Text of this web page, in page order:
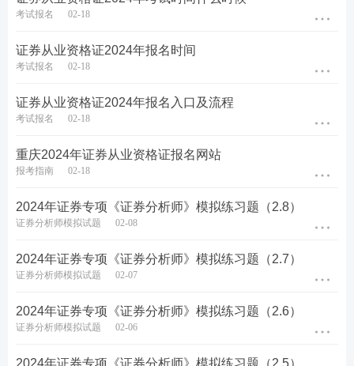
试题不够刷？233网校证券考试题库，章节习题、模
考生可通过下载233网校APP
题库
—— 做题，包括章节练习、每日一练、模拟试题、历
年真题、易错题等，通过手机随时随地刷题。【
去下
考试报名 02-18
证券从业资格证2024年报名时间
考试报名 02-18
证券从业资格证2024年报名入口及流程
考试报名 02-18
重庆2024年证券从业资格证报名网站
报考指南 02-18
2024年证券专项《证券分析师》模拟练习题（2.8）
证券分析师模拟试题 02-08
2024年证券专项《证券分析师》模拟练习题（2.7）
证券分析师模拟试题 02-07
2024年证券专项《证券分析师》模拟练习题（2.6）
证券分析师模拟试题 02-06